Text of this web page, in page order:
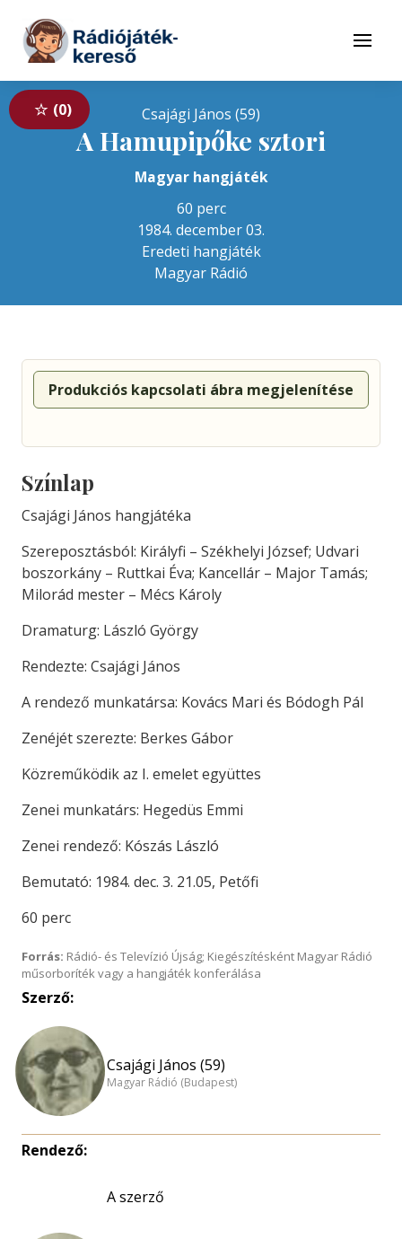
Tovább a tartalomhoz
Menü
0 Csajági János (59)
A Hamupipőke sztori
Magyar hangjáték
60 perc
1984. december 03.
Eredeti hangjáték
Magyar Rádió
Produkciós kapcsolati ábra megjelenítése
Színlap
Csajági János hangjátéka
Szereposztásból: Királyfi – Székhelyi József; Udvari
boszorkány – Ruttkai Éva; Kancellár – Major Tamás;
Milorád mester – Mécs Károly
Dramaturg: László György
Rendezte: Csajági János
A rendező munkatársa: Kovács Mari és Bódogh Pál
Zenéjét szerezte: Berkes Gábor
Közreműködik az I. emelet együttes
Zenei munkatárs: Hegedüs Emmi
Zenei rendező: Kószás László
Bemutató: 1984. dec. 3. 21.05, Petőfi
60 perc
Forrás: Rádió- és Televízió Újság; Kiegészítésként Magyar Rádió
műsorboríték vagy a hangjáték konferálása
Szerző:
Csajági János (59)
Magyar Rádió (Budapest)
Rendező:
A szerző